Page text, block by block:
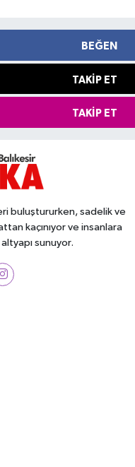
BEĞEN
TAKIP ET
TAKIP ET
buluştururken, sadelik ve
kaçınıyor ve insanlara
sunuyor.